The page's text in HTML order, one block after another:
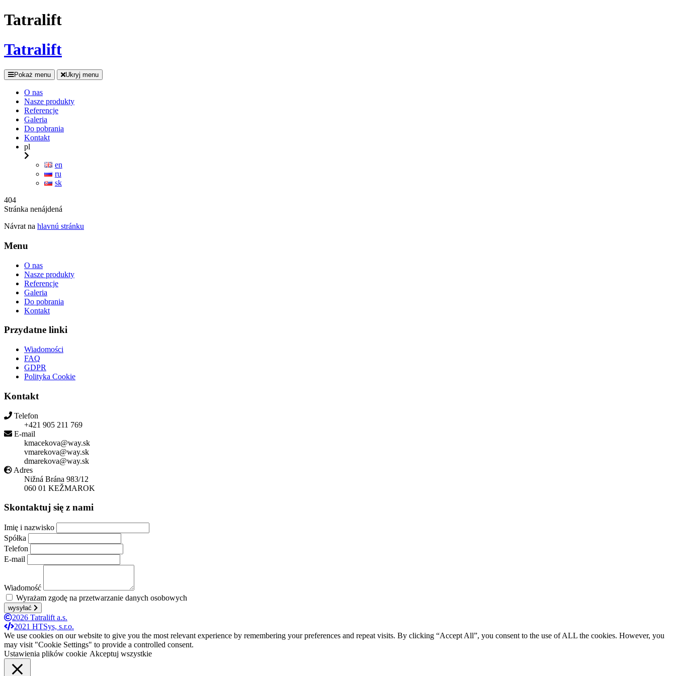
Tatralift
Tatralift
Pokaż menu Ukryj menu
O nas
Nasze produkty
Referencje
Galeria
Do pobrania
Kontakt
pl
en
ru
sk
404
Stránka nenájdená
Návrat na hlavnú stránku
Menu
O nas
Nasze produkty
Referencje
Galeria
Do pobrania
Kontakt
Przydatne linki
Wiadomości
FAQ
GDPR
Polityka Cookie
Kontakt
Telefon
+421 905 211 769
E-mail
kmacekova@way.sk
vmarekova@way.sk
dmarekova@way.sk
Adres
Nižná Brána 983/12
060 01 KEŽMAROK
Skontaktuj się z nami
Imię i nazwisko
Spółka
Telefon
E-mail
Wiadomość
Wyrażam zgodę na przetwarzanie danych osobowych
wysyłać
2026 Tatralift a.s.
2021 HTSys, s.r.o.
We use cookies on our website to give you the most relevant experience by remembering your preferences and repeat visits. By clicking “Accept All”, you consent to the use of ALL the cookies. However, you
may visit "Cookie Settings" to provide a controlled consent.
Ustawienia plików cookie Akceptuj wszystkie